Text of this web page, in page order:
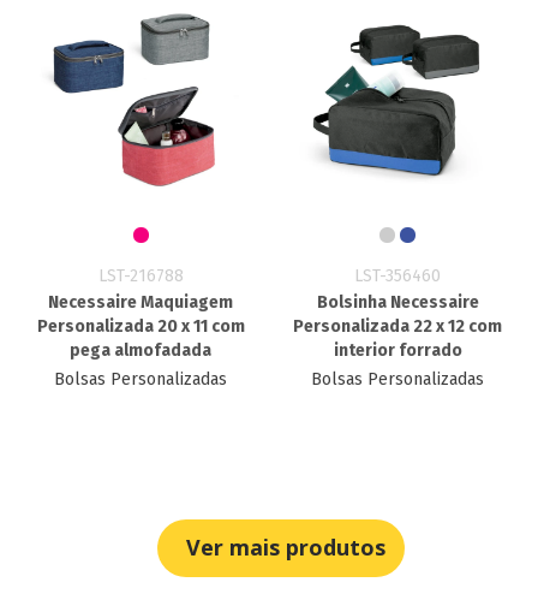
LST-216788
Necessaire Maquiagem
Personalizada 20 x 11 com
pega almofadada
Bolsas Personalizadas
LST-356460
Bolsinha Necessaire
Personalizada 22 x 12 com
interior forrado
Bolsas Personalizadas
Ver mais produtos